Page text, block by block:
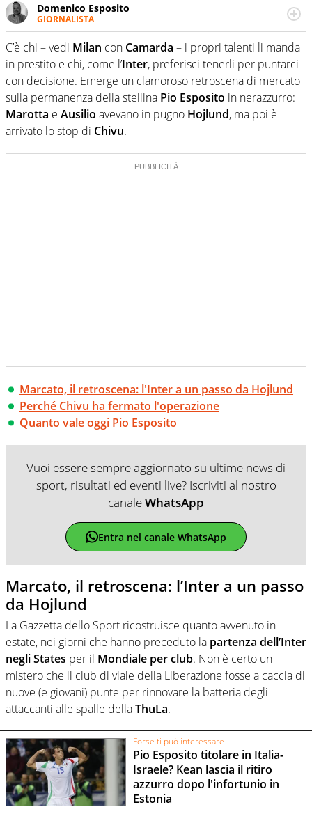
Domenico Esposito
GIORNALISTA
Da vent’anni in campo e sul campo per vivere ogni evento
in tutte le sue sfaccettature. Passione smisurata per il
calcio e per la sfera di cuoio. Il pallone è una cosa
serissima, guai a dirgli di no
C’è chi – vedi Milan con Camarda – i propri talenti li manda
in prestito e chi, come l’Inter, preferisci tenerli per puntarci
con decisione. Emerge un clamoroso retroscena di mercato
sulla permanenza della stellina Pio Esposito in nerazzurro:
Marotta e Ausilio avevano in pugno Hojlund, ma poi è
arrivato lo stop di Chivu.
Marcato, il retroscena: l'Inter a un passo da Hojlund
Perché Chivu ha fermato l'operazione
Quanto vale oggi Pio Esposito
Vuoi essere sempre aggiornato su ultime news di
sport, risultati ed eventi live? Iscriviti al nostro
canaleWhatsApp
Entra nel canale WhatsApp
Marcato, il retroscena: l’Inter a un passo
da Hojlund
La Gazzetta dello Sport ricostruisce quanto avvenuto in
estate, nei giorni che hanno preceduto la partenza dell’Inter
negli States per il Mondiale per club. Non è certo un
mistero che il club di viale della Liberazione fosse a caccia di
nuove (e giovani) punte per rinnovare la batteria degli
attaccanti alle spalle dellaThuLa.
Forse ti può interessare
Pio Esposito titolare in Italia-
Israele? Kean lascia il ritiro
azzurro dopo l'infortunio in
Estonia